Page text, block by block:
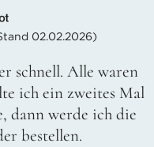
02.02.2026)
schnell. Alle waren
ich ein zweites Mal
dann werde ich die
bestellen.